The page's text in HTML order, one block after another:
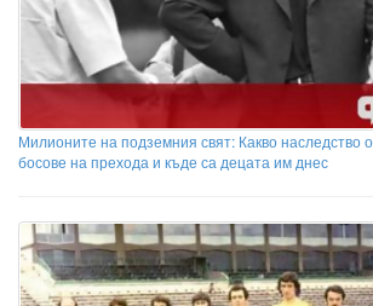
Милионите на подземния свят: Какво наследство
босове на прехода и къде са децата им днес